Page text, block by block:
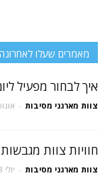
מאמרים שעלו לאחרונה
איך לבחור מפעיל
צוות מארגני מסיבות - אוגוסט
חוויות צוות
צוות מארגני מסיבות - יולי 28, 2026